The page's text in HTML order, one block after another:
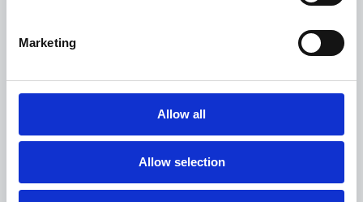
Marketing
Allow all
Allow selection
donde estén
Detallar los gastos para dividirlos en
Utilizar IA para el reconocimiento de divisas,
números de IVA y categorías